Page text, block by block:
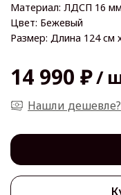
Материал: ЛДСП 16 мм
Цвет: Бежевый
Размер: Длина 124 см
14 990 ₽/
Нашли дешевле?